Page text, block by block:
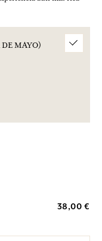
DE MAYO)
38,00 €